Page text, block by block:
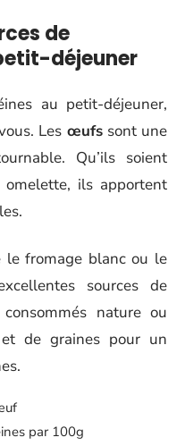
de
déjeuner
au petit-déjeuner,
Les œufssont une
Qu’ils soient
ils apportent
le fromage blanc ou le
sources de
nature ou
de graines pour un
par 100g